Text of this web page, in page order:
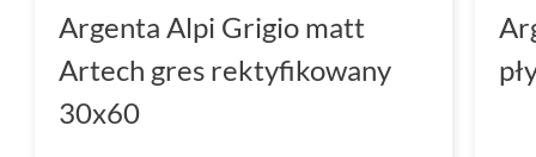
Argenta Alpi Grigio matt
Artech gres rektyfikowany
30x60